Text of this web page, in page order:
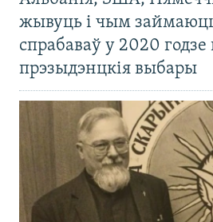
жывуць і чым
спрабаваў у 2020
прэзыдэнцкія выбары